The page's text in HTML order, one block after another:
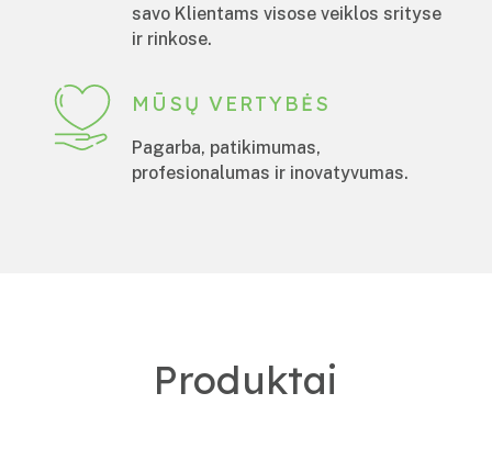
savo Klientams visose veiklos srityse
ir rinkose.
MŪSŲ VERTYBĖS
Pagarba, patikimumas,
profesionalumas ir inovatyvumas.
Produktai